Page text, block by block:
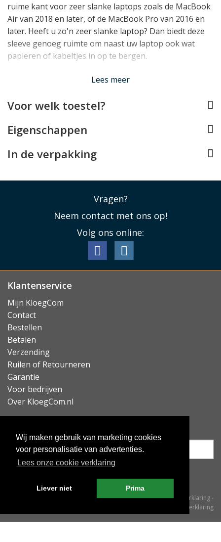
Wij maken gebruik van marketing cookies
voor personalisatie van advertenties.
Lees onze cookie verklaring
Liever niet Prima
ruime kant voor zeer slanke laptops zoals de MacBook
Air van 2018 en later, of de MacBook Pro van 2016 en
later. Heeft u zo'n zeer slanke laptop? Dan biedt deze
sleeve genoeg ruimte om naast uw laptop ook wat
papieren of kabeltjes in op te bergen.
Lees minder
Lees meer
Voor welk toestel?
Eigenschappen
In de verpakking
Vragen?
Neem contact met ons op!
Volg ons online:
Klantenservice
Mijn KloegCom
Contact
Bestellen
Betalen
Verzending
Ruilen of Retourneren
Garantie
Voor bedrijven
Over KloegCom.nl
Algemene voorwaarden-Cookieverklaring-
Privacyverklaring